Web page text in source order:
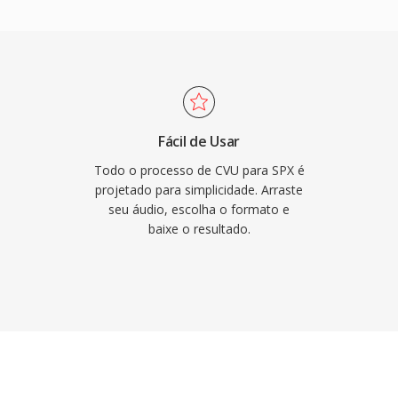
ruido é controle
rivais normalmente
criadores
desde 2012, o
VoIP legados,
onde seu
Fácil de Usar
Todo o processo de CVU para SPX é
projetado para simplicidade. Arraste
seu áudio, escolha o formato e
baixe o resultado.